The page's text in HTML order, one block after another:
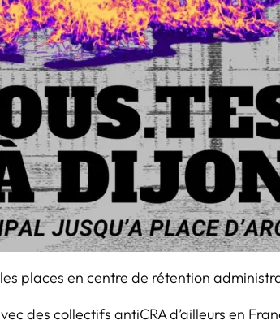
places en centre de rétention
des collectifs antiCRA d’ailleurs en